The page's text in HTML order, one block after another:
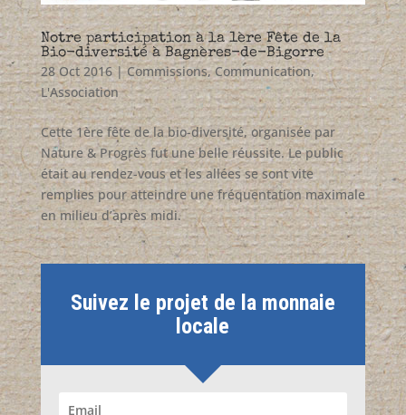
Notre participation à la 1ère Fête de la
Bio-diversité à Bagnères-de-Bigorre
28 Oct 2016|Commissions,Communication,
L'Association
Cette 1ère fête de la bio-diversité, organisée par
Nature & Progrès fut une belle réussite. Le public
était au rendez-vous et les allées se sont vite
remplies pour atteindre une fréquentation maximale
en milieu d’après midi.
Suivez le projet de la monnaie
locale